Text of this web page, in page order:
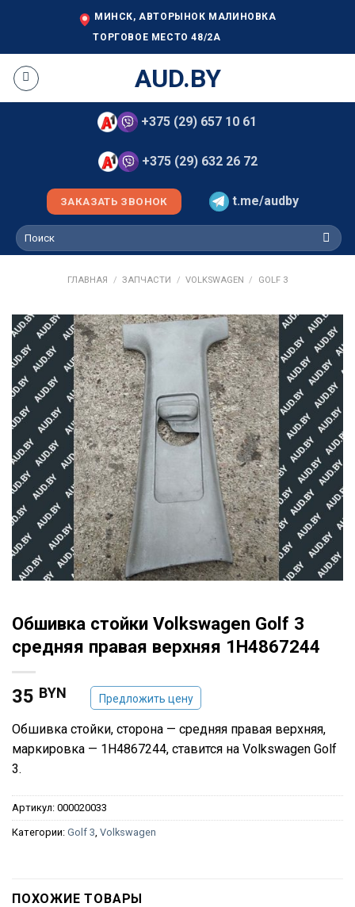
МИНСК, АВТОРЫНОК МАЛИНОВКА
ТОРГОВОЕ МЕСТО 48/2А
AUD.BY
+375 (29) 657 10 61
+375 (29) 632 26 72
ЗАКАЗАТЬ ЗВОНОК t.me/audby
Искать:
ГЛАВНАЯ / ЗАПЧАСТИ / VOLKSWAGEN / GOLF 3
Обшивка стойки Volkswagen Golf 3
средняя правая верхняя 1H4867244
35 BYN Предложить цену
Обшивка стойки, сторона — средняя правая верхняя,
маркировка — 1H4867244, ставится на Volkswagen Golf
3.
Артикул: 000020033
Категории: Golf 3 Volkswagen
ПОХОЖИЕ ТОВАРЫ